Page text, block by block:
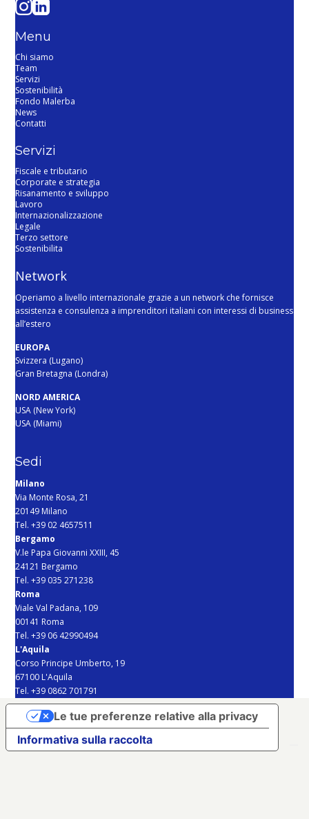
Menu
Chi siamo
Team
Servizi
Sostenibilità
Fondo Malerba
News
Contatti
Servizi
Fiscale e tributario
Corporate e strategia
Risanamento e sviluppo
Lavoro
Internazionalizzazione
Legale
Terzo settore
Sostenibilita
Network
Operiamo a livello internazionale grazie a un network che fornisce
assistenza e consulenza a imprenditori italiani con interessi di business
all’estero
EUROPA
Svizzera (Lugano)
Gran Bretagna (Londra)
NORD AMERICA
USA (New York)
USA (Miami)
Sedi
Milano
Via Monte Rosa, 21
20149 Milano
Tel. +39 02 4657511
Bergamo
V.le Papa Giovanni XXIII, 45
24121 Bergamo
Tel. +39 035 271238
Roma
Viale Val Padana, 109
00141 Roma
Tel. +39 06 42990494
L'Aquila
Corso Principe Umberto, 19
67100 L'Aquila
Tel. +39 0862 701791
Informativa sulla raccolta
Le tue preferenze relative alla privacy